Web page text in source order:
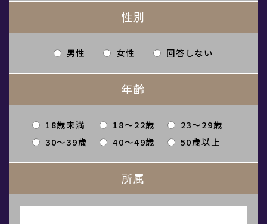
性別
男性 女性 回答しない
年齢
18歳未満 18〜22歳
23〜29歳
30〜39歳
40〜49歳 50歳以上
所属